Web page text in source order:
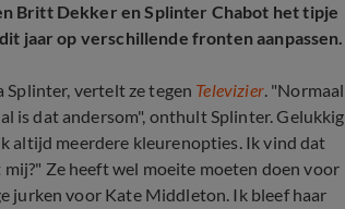
Britt Dekker en Splinter Chabot het tipje
jaar op verschillende fronten aanpassen.
vertelt ze tegen Televizier. "Normaal
is dat andersom", onthult Splinter. Gelukkig
altijd meerdere kleurenopties. Ik vind dat
Ze heeft wel moeite moeten doen voor
jurken voor Kate Middleton. Ik bleef haar